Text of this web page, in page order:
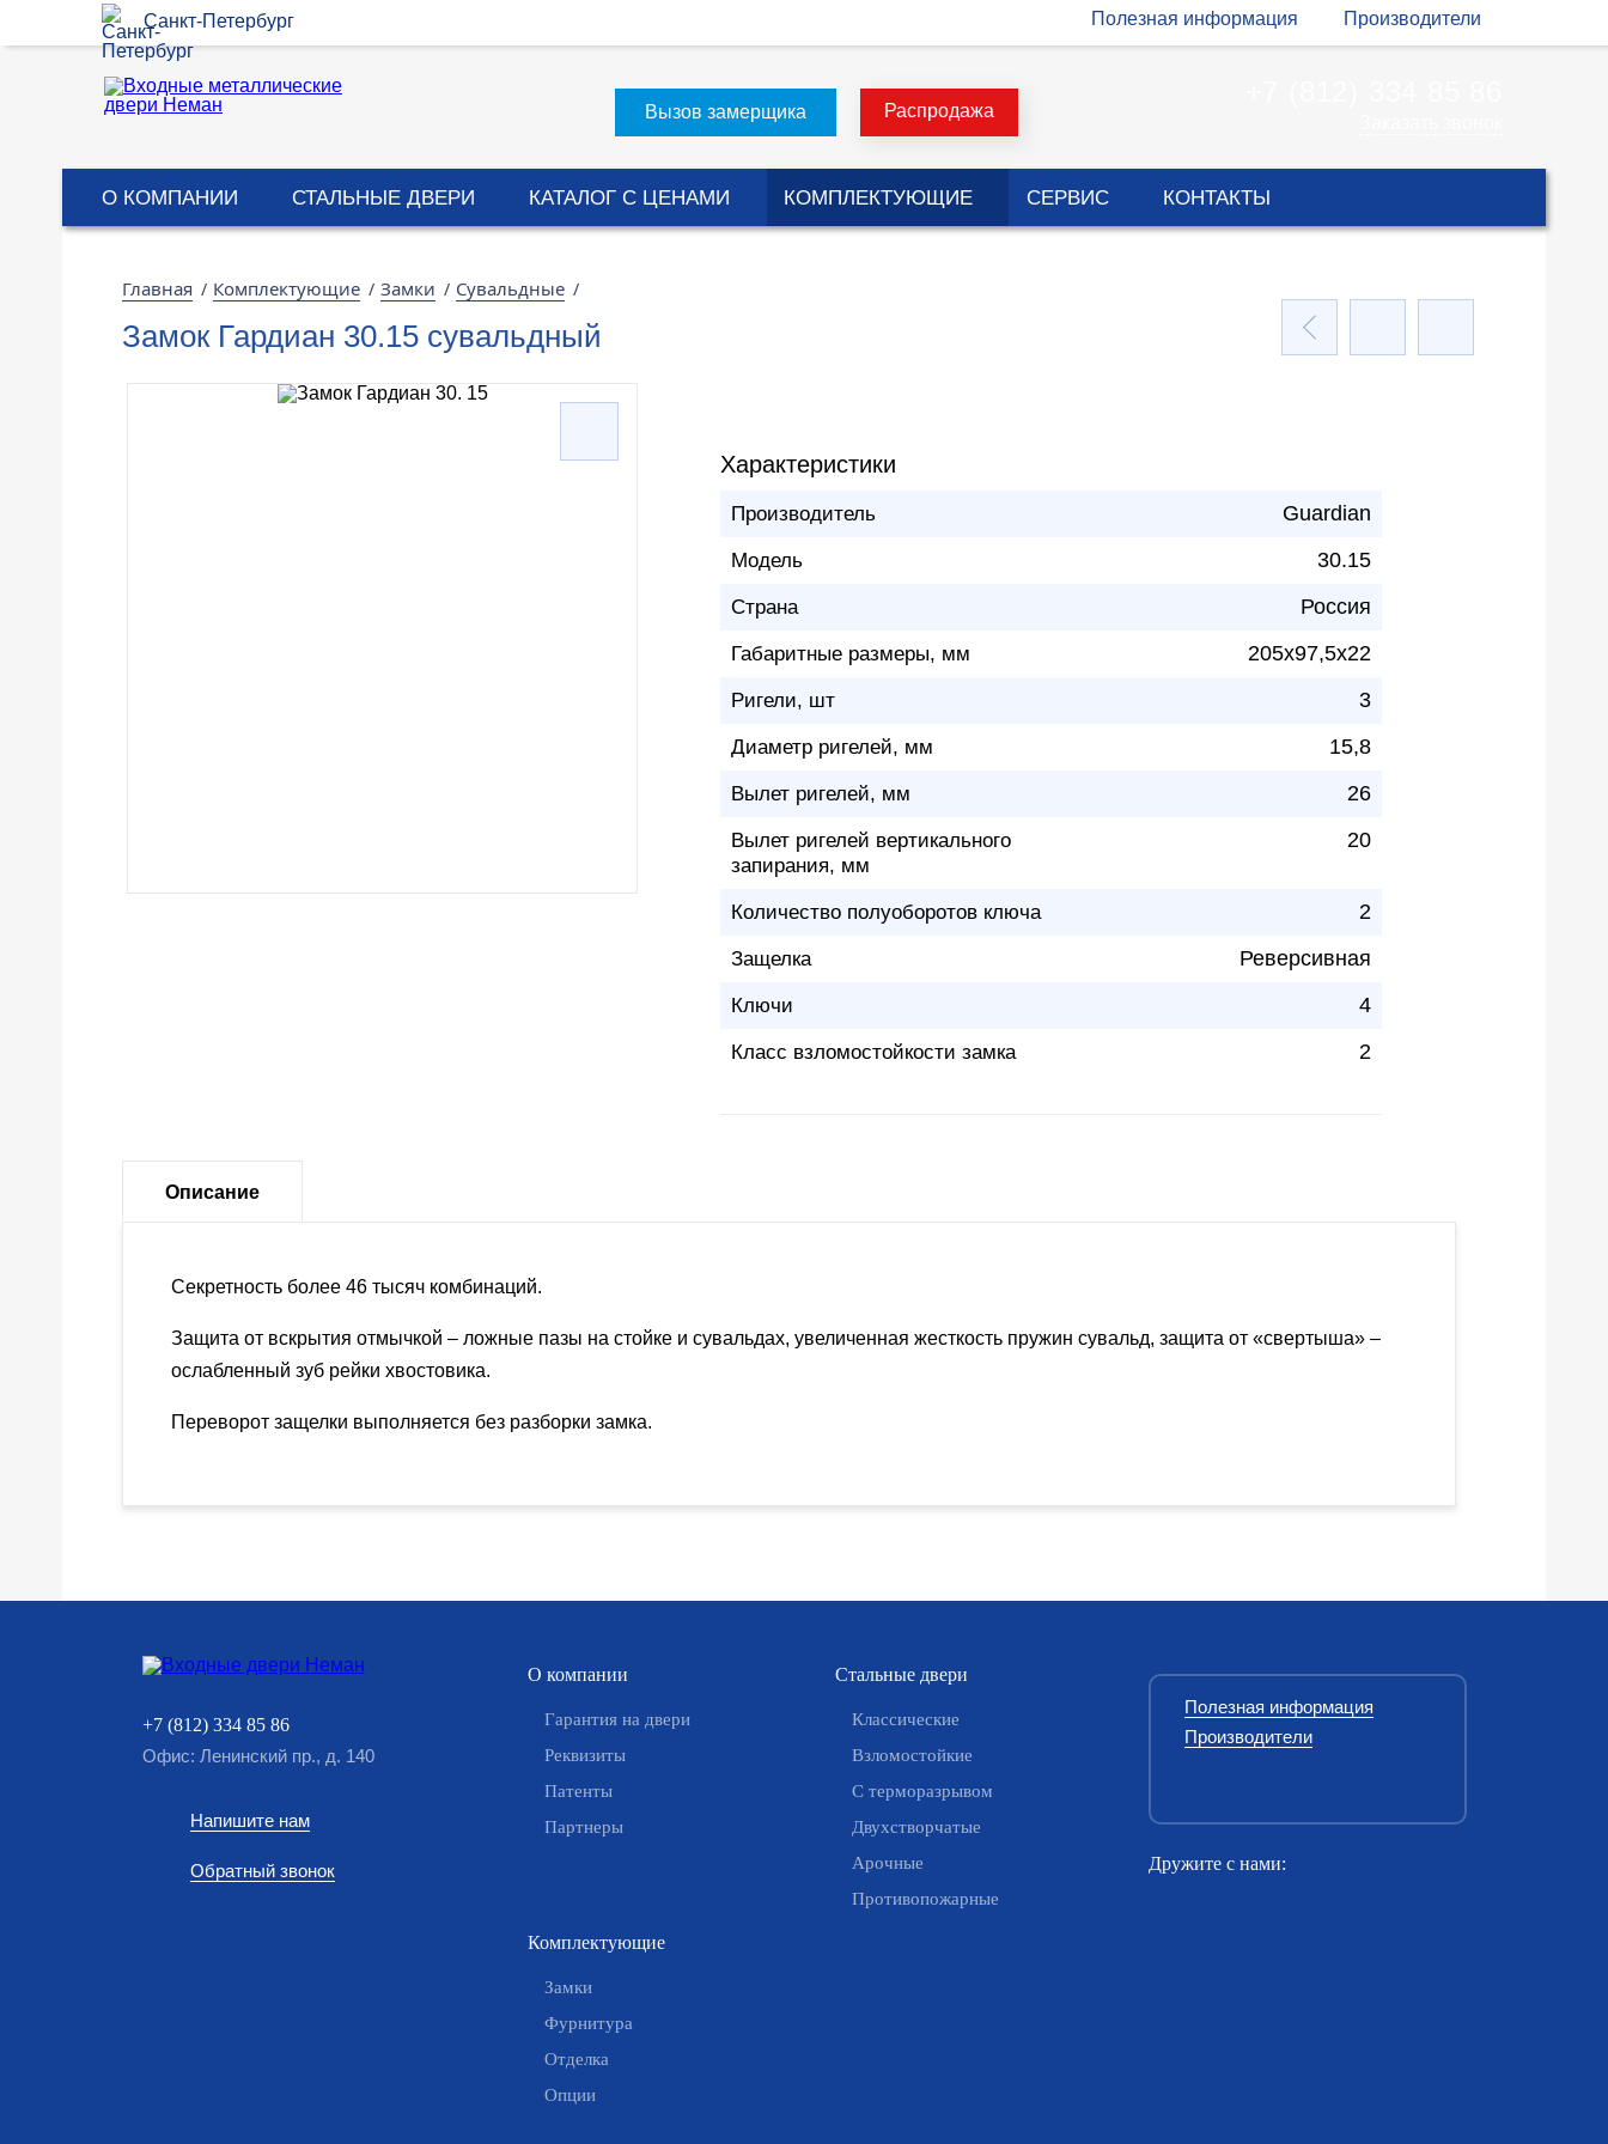
Санкт-Петербург Полезная информация Производители
Вызов замерщика Распродажа
О КОМПАНИИ СТАЛЬНЫЕ ДВЕРИ КАТАЛОГ С ЦЕНАМИ КОМПЛЕКТУЮЩИЕ СЕРВИС КОНТАКТЫ
Главная / Комплектующие / Замки / Сувальдные /
Замок Гардиан 30.15 сувальдный
Характеристики
Производитель Guardian
Модель 30.15
Страна Россия
Габаритные размеры, мм 205х97,5х22
Ригели, шт 3
Диаметр ригелей, мм 15,8
Вылет ригелей, мм 26
Вылет ригелей вертикального
запирания, мм
20
Количество полуоборотов ключа 2
Защелка Реверсивная
Ключи 4
Класс взломостойкости замка 2
Описание
Секретность более 46 тысяч комбинаций.
Защита от вскрытия отмычкой – ложные пазы на стойке и сувальдах, увеличенная жесткость пружин сувальд, защита от «свертыша» –
ослабленный зуб рейки хвостовика.
Переворот защелки выполняется без разборки замка.
+7 (812) 334 85 86
Офис: Ленинский пр., д. 140
Напишите нам
Обратный звонок
О компании
Гарантия на двери
Реквизиты
Патенты
Партнеры
Стальные двери
Классические
Взломостойкие
С терморазрывом
Двухстворчатые
Арочные
Противопожарные
Комплектующие
Замки
Фурнитура
Отделка
Опции
Полезная информация
Производители
Дружите с нами: